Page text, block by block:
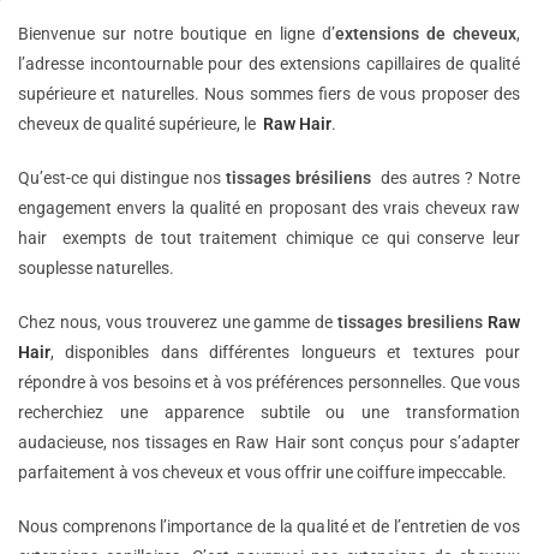
Bienvenue sur notre boutique en ligne d’extensions decheveux,
l’adresse incontournable pour des extensions capillaires de qualité
supérieure et naturelles. Nous sommes fiers de vous proposer des
cheveux de qualité supérieure, le Raw Hair.
Qu’est-ce qui distingue nos tissages brésiliens des autres ? Notre
engagement envers la qualité en proposant des vrais cheveux raw
hair exempts de tout traitement chimique ce qui conserve leur
souplesse naturelles.
Chez nous, vous trouverez une gamme detissages bresiliens Raw
Hair, disponibles dans différentes longueurs et textures pour
répondre à vos besoins et à vos préférences personnelles. Que vous
recherchiez une apparence subtile ou une transformation
audacieuse, nos tissages en Raw Hair sont conçus pour s’adapter
parfaitement à vos cheveux et vous offrir une coiffure impeccable.
Nous comprenons l’importance de la qualité et de l’entretien de vos